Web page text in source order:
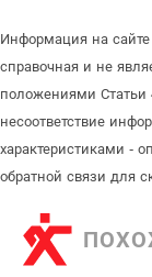
Информация на
справочная и не
положениями Статьи
несоответствие
характеристиками -
обратной связи для